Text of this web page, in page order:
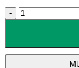
Khởi
Động
3RW5055-
6AB15